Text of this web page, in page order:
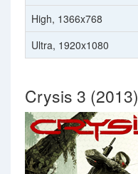
High, 1366x768
Ultra, 1920x1080
Crysis 3 (2013)